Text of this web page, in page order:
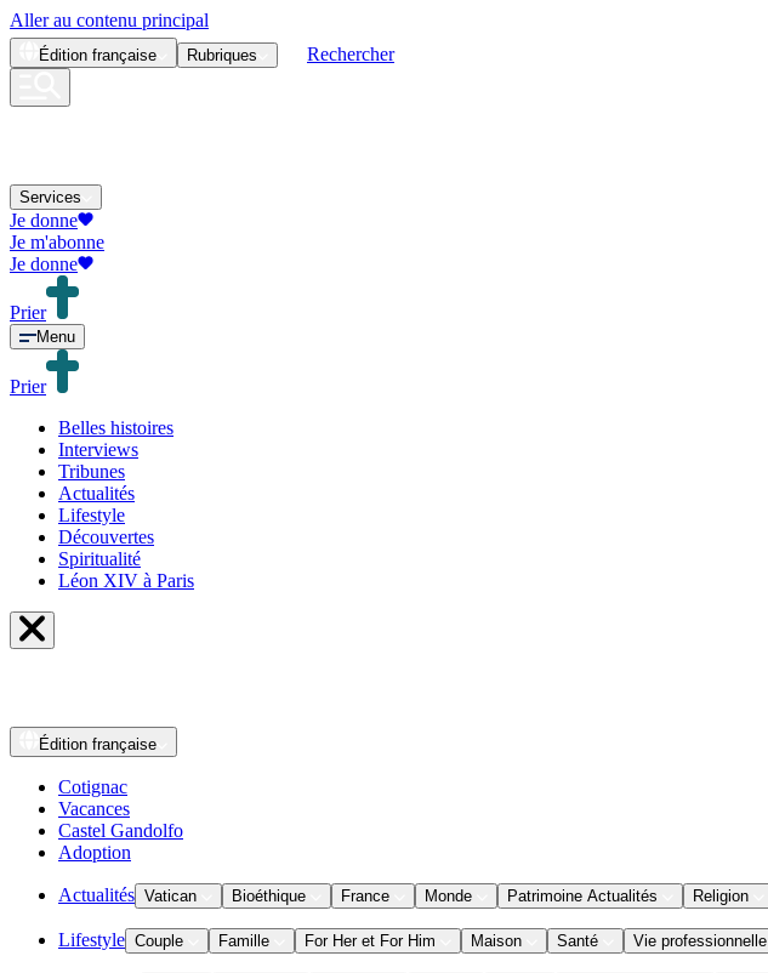
Aller au contenu principal
Édition française Rubriques Rechercher
Services
Je donne
Je m'abonne
Je donne
Prier
Menu
Prier
Belles histoires
Interviews
Tribunes
Actualités
Lifestyle
Découvertes
Spiritualité
Léon XIV à Paris
Édition française
Cotignac
Vacances
Castel Gandolfo
Adoption
Actualités Vatican Bioéthique France Monde Patrimoine Actualités Religion
Lifestyle Couple Famille For Her et For Him Maison Santé Vie professionnelle